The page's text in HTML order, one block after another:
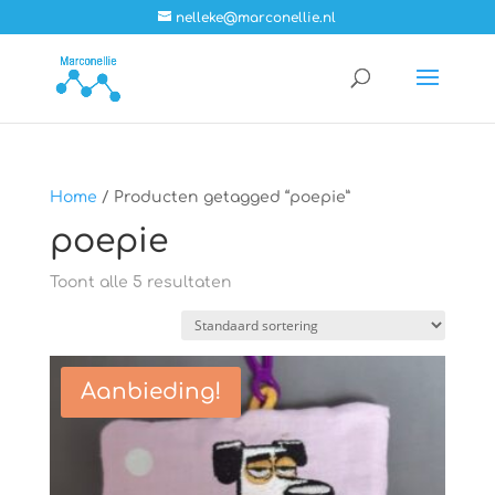
nelleke@marconellie.nl
Home / Producten getagged “poepie”
poepie
Toont alle 5 resultaten
Aanbieding!